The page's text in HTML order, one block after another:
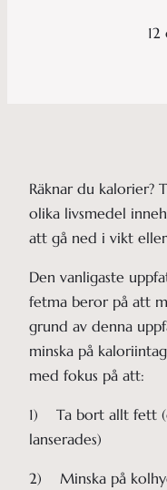
Räknar du kalorier?
olika livsmedel
att gå ned i vikt eller
Den vanligaste
fetma beror på att
grund av denna
minska på
med fokus på att:
1) Ta bort allt fett
lanserades)
2) Minska på